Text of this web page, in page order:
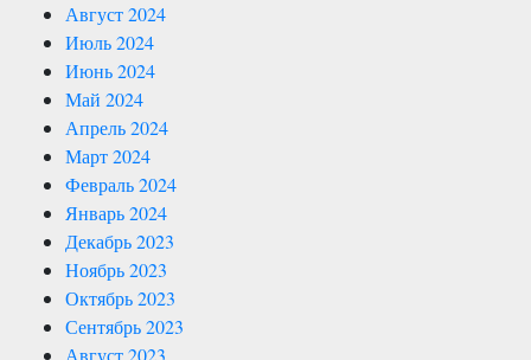
Август 2024
Июль 2024
Июнь 2024
Май 2024
Апрель 2024
Март 2024
Февраль 2024
Январь 2024
Декабрь 2023
Ноябрь 2023
Октябрь 2023
Сентябрь 2023
Август 2023